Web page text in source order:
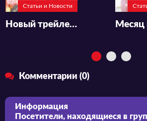
Статьи и Новости
Новый трейлер аниме-сериала «Haibara-kun no Tsuyokute Seishun New Game»
Комментарии (0)
Информация
Посетители, находящиеся в